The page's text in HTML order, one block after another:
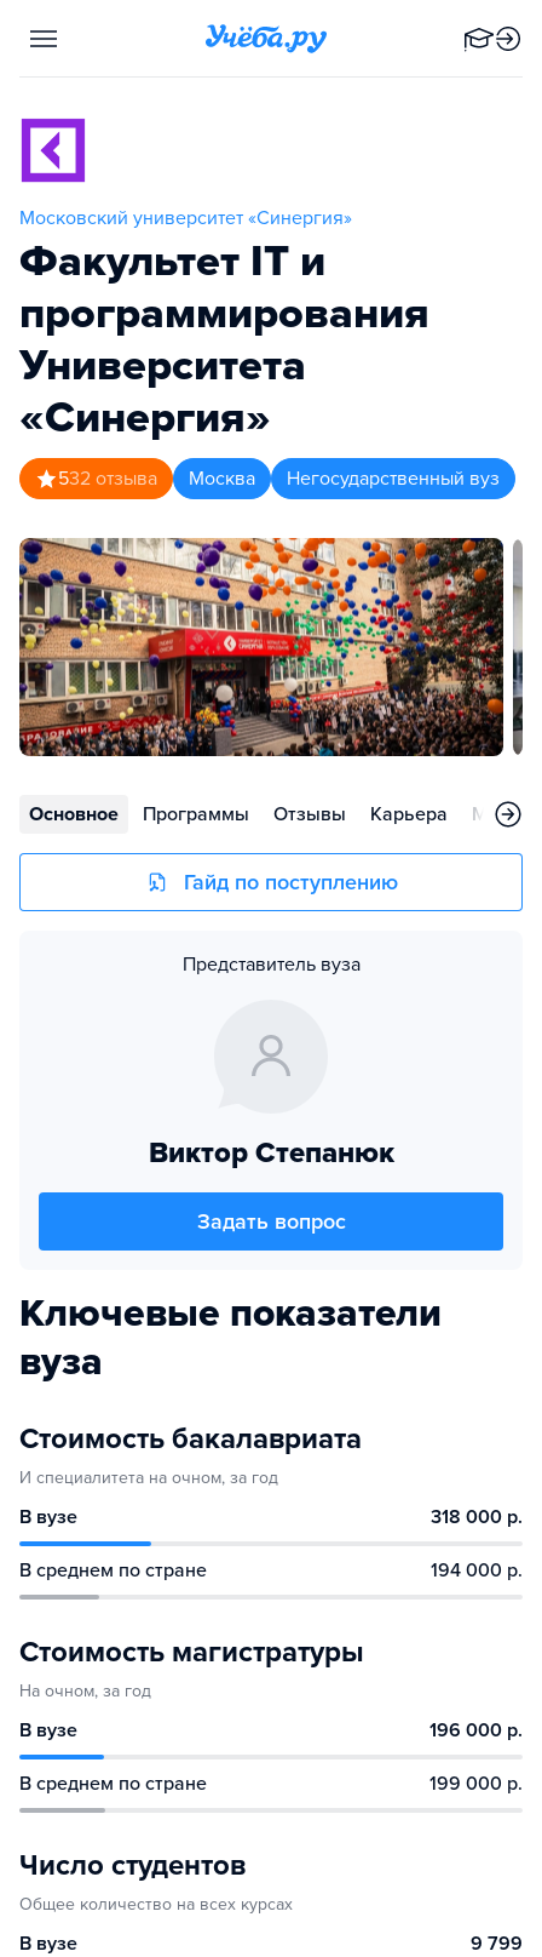
Московский университет «Синергия»
Факультет IT и
программирования
Университета
«Синергия»
532 отзыва Москва Негосударственный вуз
Основное Программы Отзывы Карьера
Гайд по поступлению
Представитель вуза
Виктор Степанюк
Задать вопрос
Ключевые показатели
вуза
Стоимость бакалавриата
И специалитета на очном, за год
В вузе 318 000 р.
В среднем по стране 194 000 р.
Стоимость магистратуры
На очном, за год
В вузе 196 000 р.
В среднем по стране 199 000 р.
Число студентов
Общее количество на всех курсах
В вузе 9 799